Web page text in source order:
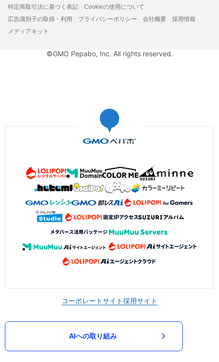
特定商取引法に基づく表記
Cookieの使用について
広告識別子の取得・利用
プライバシーポリシー 会社概要
採用情報
メディアキット
©GMO Pepabo, Inc. All rights reserved.
コーポレートサイト採用サイト
AIへの取り組み